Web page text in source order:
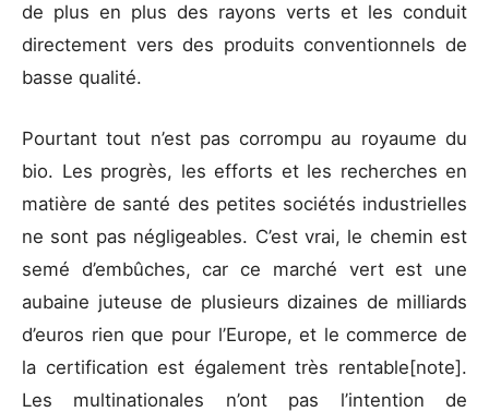
de plus en plus des rayons verts et les conduit
directement vers des produits conventionnels de
basse qualité.
Pourtant tout n’est pas corrompu au royaume du
bio. Les progrès, les efforts et les recherches en
matière de santé des petites sociétés industrielles
ne sont pas négligeables. C’est vrai, le chemin est
semé d’embûches, car ce marché vert est une
aubaine juteuse de plusieurs dizaines de milliards
d’euros rien que pour l’Europe, et le commerce de
la certification est également très rentable[note].
Les multinationales n’ont pas l’intention de